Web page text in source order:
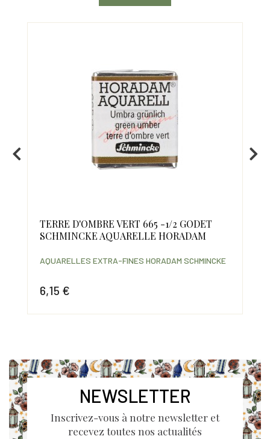
TERRE D'OMBRE VERT 665 -1/2 GODET
SCHMINCKE AQUARELLE HORADAM
6,15 €
AQUARELLES EXTRA-FINES HORADAM SCHMINCKE
NEWSLETTER
Inscrivez-vous à notre newsletter et
recevez toutes nos actualités